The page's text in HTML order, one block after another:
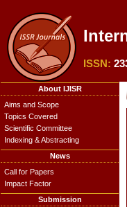
ISSN:
About IJISR
Aims and Scope
Topics Covered
Scientific Committee
Indexing & Abstracting
News
Call for Papers
Impact Factor
Submission